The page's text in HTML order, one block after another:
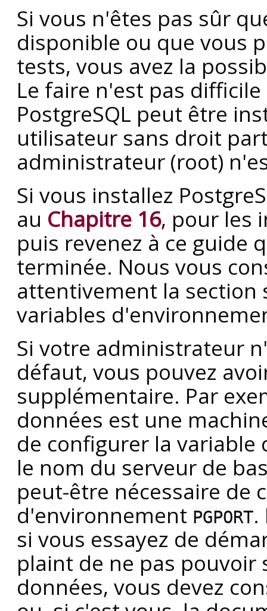
Si vous n'êtes pas sûr
disponible ou que vous
tests, vous avez la
Le faire n'est pas
PostgreSQL peut être
utilisateur sans droit
administrateur (root)
Si vous installez
au Chapitre 16, pour les
puis revenez à ce guide
terminée. Nous vous
attentivement la section
variables
Si votre administrateur
défaut, vous pouvez
supplémentaire. Par
données est une
de configurer la
le nom du serveur de
peut-être nécessaire de
d'environnement PGPORT.
si vous essayez de
plaint de ne pas pouvoir
données, vous devez